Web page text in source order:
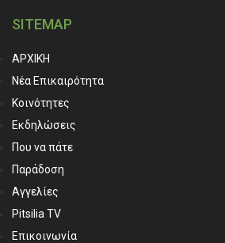
SITEMAP
ΑΡΧΙΚΗ
Νέα Επικαιρότητα
Κοινότητες
Εκδηλώσεις
Που να πάτε
Παράδοση
Αγγελίες
Pitsilia TV
Επικοινωνία